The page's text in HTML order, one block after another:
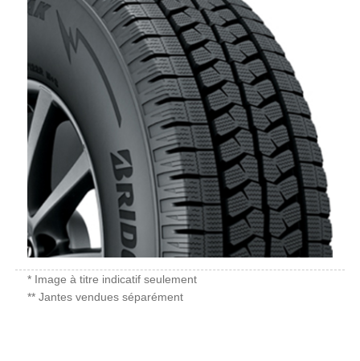
* Image à titre indicatif seulement
** Jantes vendues séparément